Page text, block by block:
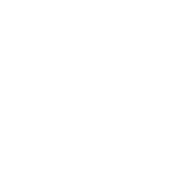
ja tämä ilmaus
saatavilla olevat
lainaa itselleen
rooli on toimia
osan tuotoista